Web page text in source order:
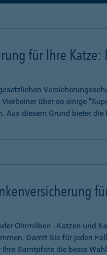
für Ihre
über so einige
Aus diesem Grund bietet die
Ohrmilben - Katzen und
Damit Sie für jeden
Samtpfote die beste